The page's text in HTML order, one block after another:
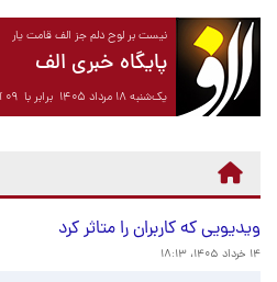
نیست بر لوح دلم جز الف قامت یار
پایگاه خبری الف
یک‌شنبه ۱۸ مرداد ۱۴۰۵ برابر با ۰۹ آگوست ۲۰۲۶
ویدیویی که کاربران را متاثر کرد
۱۴ خرداد ۱۴۰۵، ۱۸:۱۳